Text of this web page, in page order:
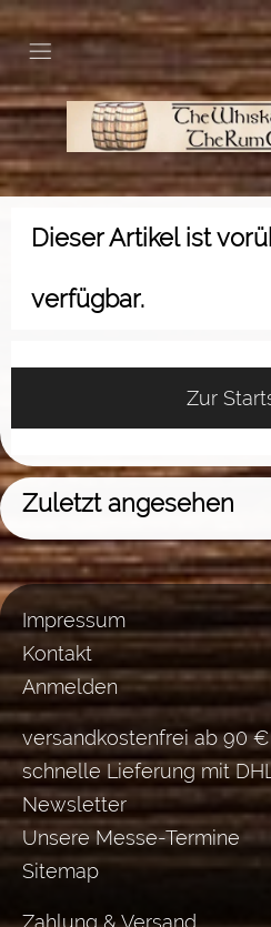
Dieser Artikel ist
verfügbar.
Zur
Zuletzt angesehen
Impressum
Kontakt
Anmelden
versandkostenfrei ab 90 €
schnelle Lieferung mit
Newsletter
Unsere Messe-Termine
Sitemap
Zahlung & Versand